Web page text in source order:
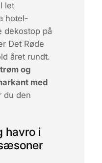
let
hotel-
dekostop på
Det Røde
året rundt.
og
med
du den
havro i